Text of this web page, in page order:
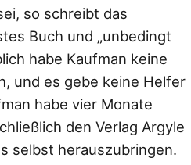
so schreibt das
Buch und „unbedingt
habe Kaufman keine
und es gebe keine Helfer
habe vier Monate
den Verlag Argyle
selbst herauszubringen.